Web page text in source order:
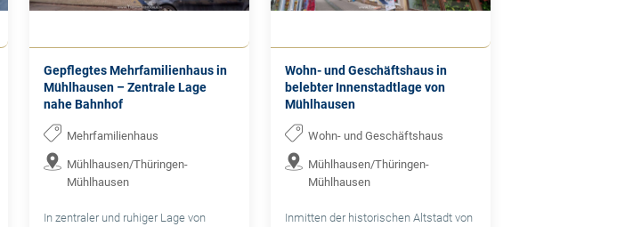
Gepflegtes Mehrfamilienhaus in
Mühlhausen – Zentrale Lage
nahe Bahnhof
Mehrfamilienhaus
Mühlhausen/Thüringen-
Mühlhausen
In zentraler und ruhiger Lage von
Wohn- und Geschäftshaus in
belebter Innenstadtlage von
Mühlhausen
Wohn- und Geschäftshaus
Mühlhausen/Thüringen-
Mühlhausen
Inmitten der historischen Altstadt von